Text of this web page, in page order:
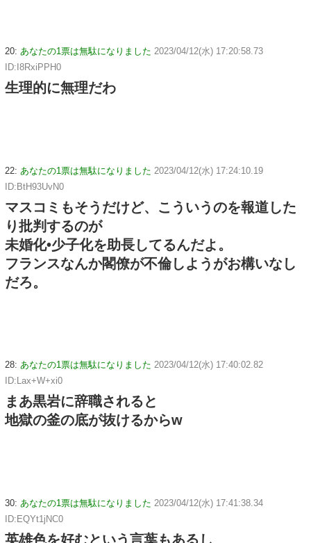
20: あなたの1票は無駄になりました 2023/04/12(水) 17:20:58.73
ID:I8RxiPPH0
生理的に無理だわ
22: あなたの1票は無駄になりました 2023/04/12(水) 17:24:10.19
ID:BtH93UvN0
マスコミもそうだけど、こういうのを報道した
り批判するのが
未婚化•少子化を助長してるんだよ。
フランスなんか閣僚が不倫しようがお構いなし
だろ。
28: あなたの1票は無駄になりました 2023/04/12(水) 17:40:02.82
ID:Lax+W+xi0
まあ黒岩に辞職されると
地獄の釜の底が抜けるからw
30: あなたの1票は無駄になりました 2023/04/12(水) 17:41:38.34
ID:EQYt1jNC0
英雄色を好むという言葉もあるし